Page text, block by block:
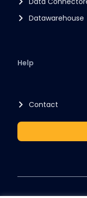
Datawarehouse
Help
Contact